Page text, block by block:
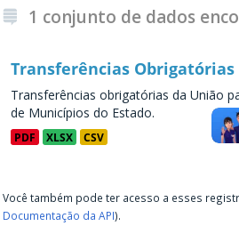
1 conjunto de dados
Transferências Obrigatórias
Transferências obrigatórias da União
de Municípios do Estado.
PDF XLSX CSV
Você também pode ter acesso a esses
Documentação da API).